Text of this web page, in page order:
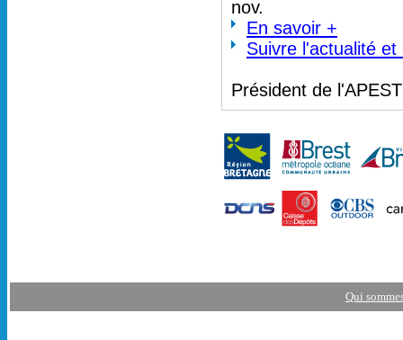
nov.
En savoir +
Suivre l'actualité
Président de
Qui